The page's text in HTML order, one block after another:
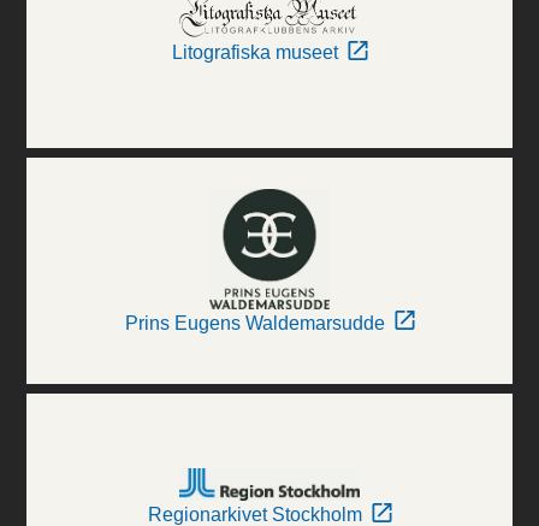
Litografiska museet
Prins Eugens Waldemarsudde
Regionarkivet Stockholm